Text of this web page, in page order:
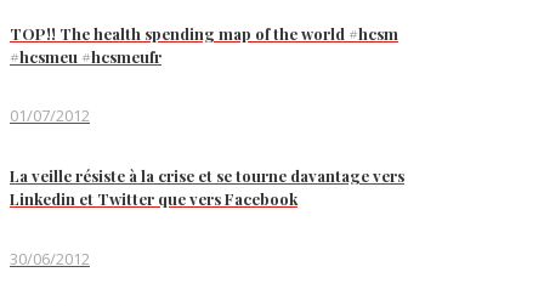
TOP!! The health spending map of the world #hcsm
#hcsmeu #hcsmeufr
01/07/2012
La veille résiste à la crise et se tourne davantage vers
Linkedin et Twitter que vers Facebook
30/06/2012